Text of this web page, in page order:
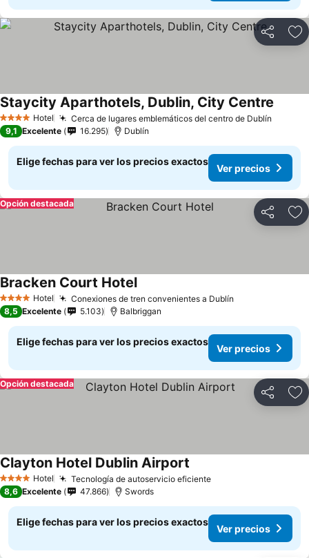
Compartir
4 EstrellasHotel Cerca de lugares emblemáticos del centro de Dublín
Staycity Aparthotels, Dublin, City Centre
9,1 Excelente 16.295 Dublín
Elige fechas para ver los precios exactos
Ver precios
Compartir
Opción destacada
4 EstrellasHotel Conexiones de tren convenientes a Dublín
Bracken Court HotelVer precios
8,5 Excelente 5.103 Balbriggan
Elige fechas para ver los precios exactos
Ver precios
Compartir
Opción destacada
4 EstrellasHotel Tecnología de autoservicio eficienteVer precios
Clayton Hotel Dublin Airport
8,6 Excelente 47.866 Swords
Elige fechas para ver los precios exactos
Ver precios